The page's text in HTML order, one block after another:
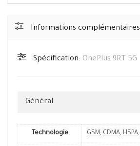
Informations complémentaires
Spécification: OnePlus 9RT 5G
Général
Technologie GSM, CDMA, HSPA,